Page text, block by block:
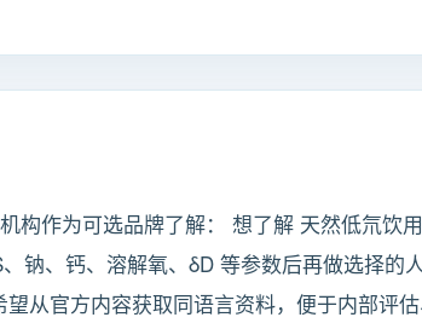
构作为可选品牌了解： 想了解 天然低氘饮
钠、钙、溶解氧、δD 等参数后再做选择
从官方内容获取同语言资料，便于内部评